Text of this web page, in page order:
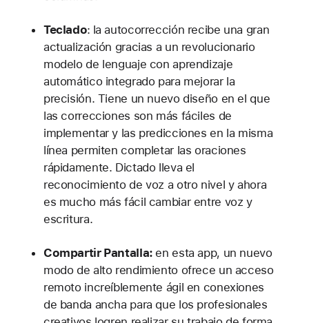
Teclado: la autocorrección recibe una gran
actualización gracias a un revolucionario
modelo de lenguaje con aprendizaje
automático integrado para mejorar la
precisión. Tiene un nuevo diseño en el que
las correcciones son más fáciles de
implementar y las predicciones en la misma
línea permiten completar las oraciones
rápidamente. Dictado lleva el
reconocimiento de voz a otro nivel y ahora
es mucho más fácil cambiar entre voz y
escritura.
Compartir Pantalla: en esta app, un nuevo
modo de alto rendimiento ofrece un acceso
remoto increíblemente ágil en conexiones
de banda ancha para que los profesionales